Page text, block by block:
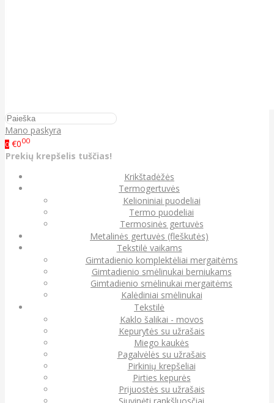
Mano paskyra
0 €000
Prekių krepšelis tuščias!
Krikštadėžės
Termogertuvės
Kelioniniai puodeliai
Termo puodeliai
Termosinės gertuvės
Metalinės gertuvės (fleškutės)
Tekstilė vaikams
Gimtadienio komplektėliai mergaitėms
Gimtadienio smėlinukai berniukams
Gimtadienio smėlinukai mergaitėms
Kalėdiniai smėlinukai
Tekstilė
Kaklo šalikai - movos
Kepurytės su užrašais
Miego kaukės
Pagalvėlės su užrašais
Pirkinių krepšeliai
Pirties kepurės
Prijuostės su užrašais
Siuvinėti rankšluosčiai